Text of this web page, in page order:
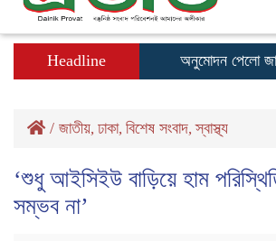
Headline অনুমোদন পেলো
/ জাতীয়, ঢাকা, বিশেষ সংবাদ,স্বাস্থ্য
‘শুধু আইসিইউ বাড়িয়ে হাম
সম্ভব না’